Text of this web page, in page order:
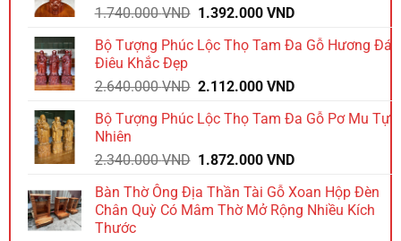
1.740.000VND Giá
là:
1.392.000VNDGiá
tại
1.392.000 VND.
Bộ Tượng Phúc Lộc Thọ Tam Đa Gỗ Hương Đá
Điêu Khắc Đẹp
2.640.000VND Giá
là:
2.112.000VNDGiá
tại
2.112.000 VND.
Bộ Tượng Phúc Lộc Thọ Tam Đa Gỗ Pơ Mu Tự
Nhiên
2.340.000VND Giá
là:
2.340.000 VND.
1.872.000VNDGiá
tại
là:
Bàn Thờ Ông Địa Thần Tài Gỗ Xoan Hộp Đèn
Chân Quỳ Có Mâm Thờ Mở Rộng Nhiều Kích
Thước